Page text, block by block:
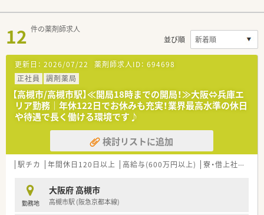
12 件の薬剤師求人
並び順
更新日： 2026/07/22 薬剤師求人ID： 694698
正社員
調剤薬局
【高槻市/高槻市駅】≪開局18時までの開局！≫大阪⇔兵庫エ
リア勤務│年休122日でお休みも充実！業界最高水準の休日
や待遇で長く働ける環境です♪
検討リストに追加
駅チカ 年間休日120日以上 高給与(600万円以上) 寮・借上社宅あり
勤務地
大阪府 高槻市
高槻市駅 (阪急京都本線)